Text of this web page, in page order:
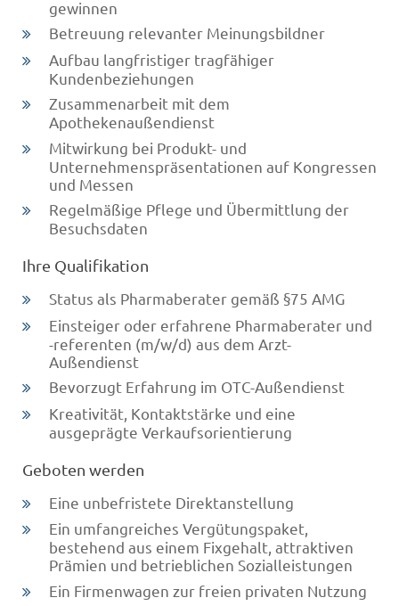
gewinnen
Betreuung relevanter Meinungsbildner
Aufbau langfristiger tragfähiger
Kundenbeziehungen
Zusammenarbeit mit dem
Apothekenaußendienst
Mitwirkung bei Produkt- und
Unternehmenspräsentationen auf Kongressen
und Messen
Regelmäßige Pflege und Übermittlung der
Besuchsdaten
Ihre Qualifikation
Status als Pharmaberater gemäß §75 AMG
Einsteiger oder erfahrene Pharmaberater und
-referenten (m/w/d) aus dem Arzt-
Außendienst
Bevorzugt Erfahrung im OTC-Außendienst
Kreativität, Kontaktstärke und eine
ausgeprägte Verkaufsorientierung
Geboten werden
Eine unbefristete Direktanstellung
Ein umfangreiches Vergütungspaket,
bestehend aus einem Fixgehalt, attraktiven
Prämien und betrieblichen Sozialleistungen
Ein Firmenwagen zur freien privaten Nutzung